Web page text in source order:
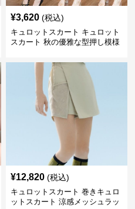
¥3,620 (税込)
キュロットスカート キュロット
スカート 秋の優雅な型押し模様
¥12,820 (税込)
キュロットスカート 巻きキュロ
ットスカート 涼感メッシュラッ